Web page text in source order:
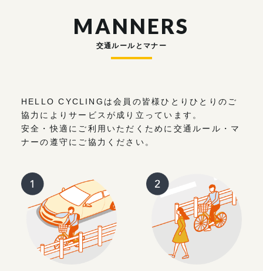
MANNERS
交通ルールとマナー
HELLO CYCLINGは会員の皆様ひとりひとりのご
協力によりサービスが成り立っています。
安全・快適にご利用いただくために交通ルール・マ
ナーの遵守にご協力ください。